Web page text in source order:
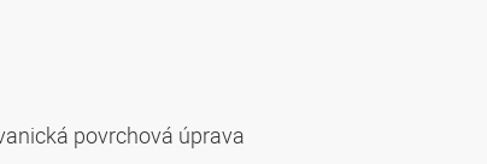
povrchová úprava